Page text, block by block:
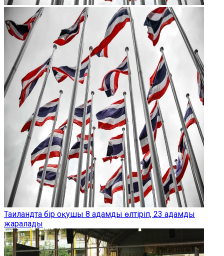
Таиландта бір оқушы 8 адамды өлтіріп, 23 адамды
жаралады